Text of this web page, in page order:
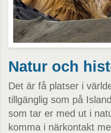
Natur och
Det är få platser i
tillgänglig som på
som tar er med ut i
komma i närkontakt